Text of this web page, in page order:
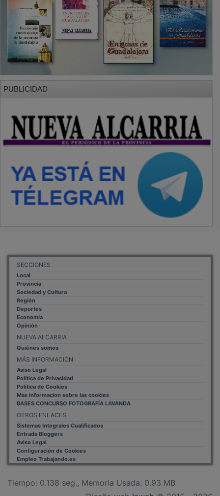
SECCIONES
Local
Provincia
Sociedad y Cultura
Región
Deportes
Economía
Opinión
NUEVA ALCARRIA
Quiénes somos
MÁS INFORMACIÓN
Aviso Legal
Política de Privacidad
Politica de Cookies
Mas informacion sobre las cookies
BASES CONCURSO FOTOGRAFÍA LAVANDA
OTROS ENLACES
Sistemas Integrales Cualificados
Entrada Bloggers
Aviso Legal
Configuración de Cookies
Empleo Trabajando.es